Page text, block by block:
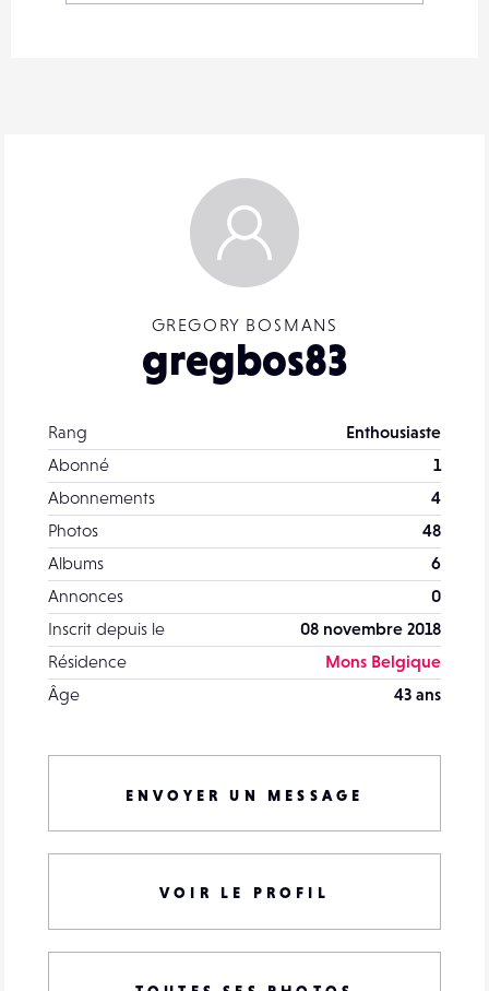
GREGORY BOSMANS
gregbos83
Rang
Enthousiaste
Abonné
1
Abonnements
4
Photos
48
Albums
6
Annonces
0
Inscrit depuis le
08 novembre 2018
Résidence
Mons Belgique
Âge
43 ans
ENVOYER UN MESSAGE
VOIR LE PROFIL